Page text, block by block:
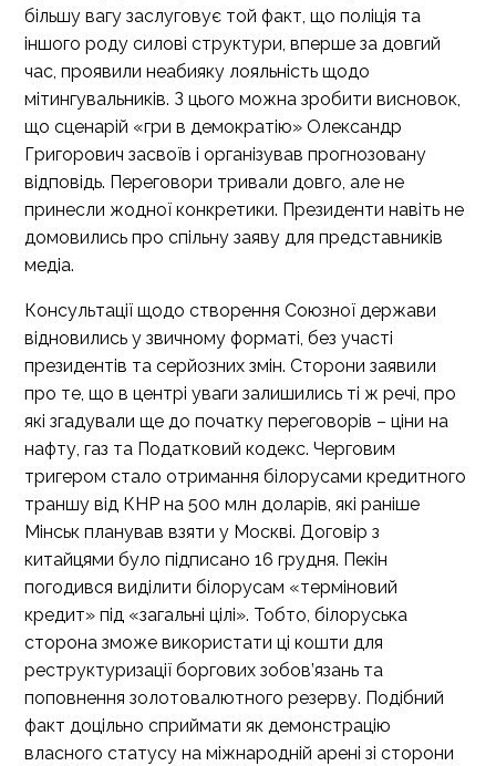
більшу вагу заслуговує той факт, що поліція та
іншого роду силові структури, вперше за довгий
час, проявили неабияку лояльність щодо
мітингувальників. З цього можна зробити висновок,
що сценарій «гри в демократію» Олександр
Григорович засвоїв і організував прогнозовану
відповідь. Переговори тривали довго, але не
принесли жодної конкретики. Президенти навіть не
домовились про спільну заяву для представників
медіа.
Консультації щодо створення Союзної держави
відновились у звичному форматі, без участі
президентів та серйозних змін. Сторони заявили
про те, що в центрі уваги залишились ті ж речі, про
які згадували ще до початку переговорів – ціни на
нафту, газ та Податковий кодекс. Черговим
тригером стало отримання білорусами кредитного
траншу від КНР на 500 млн доларів, які раніше
Мінськ планував взяти у Москві. Договір з
китайцями було підписано 16 грудня. Пекін
погодився виділити білорусам «терміновий
кредит» під «загальні цілі». Тобто, білоруська
сторона зможе використати ці кошти для
реструктуризації боргових зобов’язань та
поповнення золотовалютного резерву. Подібний
факт доцільно сприймати як демонстрацію
власного статусу на міжнародній арені зі сторони